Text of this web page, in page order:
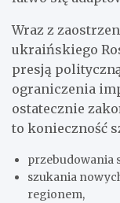
Wraz z
ukraińskiego
presją
ograniczenia
ostatecznie
to konieczność
przebudowania
szukania
regionem,